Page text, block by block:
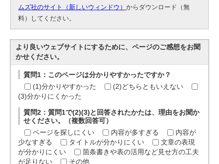
ムズ社のサイト（新しいウィンドウ）からダウンロード（無
料）してください。
より良いウェブサイトにするために、ページのご感想をお聞
かせください。
質問1：このページは分かりやすかったですか？
(1)分かりやすかった
(2)どちらともいえない
(3)分かりにくかった
質問2：質問1で(2)(3)と回答されたかたは、理由をお聞か
せください。（複数回答可）
ページを探しにくい
内容が多すぎる
内容が
少なすぎる
タイトルが分かりにくい
文章の表現
が分かりにくい
箇条書きや表の活用など見せ方の工夫
が足りない
その他